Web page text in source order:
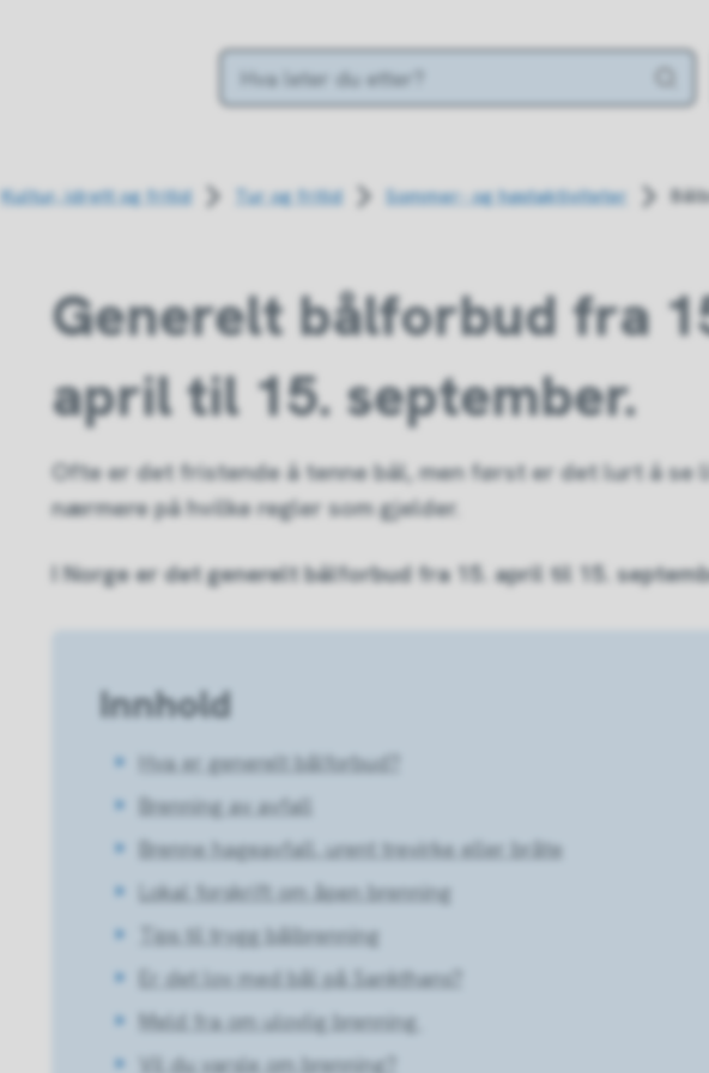
Kultur, idrett og fritid Tur og fritid Sommer- og høstaktiviteter
Generelt bålforbud fra
april til 15. september.
Ofte er det fristende å tenne bål, men først er det lurt å se
nærmere på hvilke regler som gjelder.
I Norge er det generelt bålforbud fra 15. april til 15.
Innhold
Hva er generelt bålforbud?
Brenning av avfall
Brenne hageavfall, urent trevirke eller bråte
Lokal forskrift om åpen brenning
Tips til trygg bålbrenning
Er det lov med bål på Sankthans?
Meld fra om ulovlig brenning
Vil du varsle om brenning?